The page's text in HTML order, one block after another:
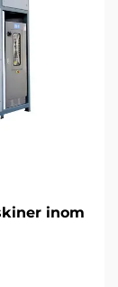
inom